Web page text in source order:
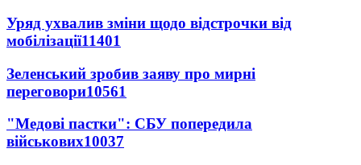
Уряд ухвалив зміни щодо відстрочки від
мобілізації11401
Зеленський зробив заяву про мирні
переговори10561
"Медові пастки": СБУ попередила
військових10037